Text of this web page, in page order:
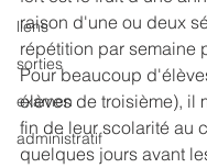
liens
sorties
examen
administratif
raison d'une ou deux
répétition par semaine
Pour beaucoup
élèves de troisième), il
fin de leur scolarité au
quelques jours avant